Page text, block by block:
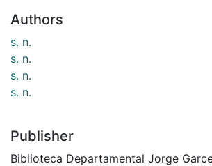
Authors
s. n.
s. n.
s. n.
s. n.
Publisher
Biblioteca Departamental Jorge